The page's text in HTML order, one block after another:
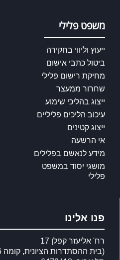
משפט פלילי
ייעוץ וליווי בחקירה
ביטול כתבי אישום
מחיקת רישום פלילי
שחרור ממעצר
ייצוג בהליכי שימוע
עיכוב הליכים פליליים
ייצוג קטינים
אי הרשעה
מידע לנאשם בפלילים
מושגי יסוד במשפט
פלילי
פנו אלינו
רח' אליעזר קפלן 17
(בית ההסתדרות הציונית, קומה 6)